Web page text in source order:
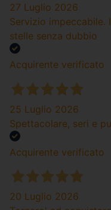
27 Luglio 2026
Servizio
stelle senza dubbio
Acquirente verificato
25 Luglio 2026
Spettacolare, seri e
Acquirente verificato
20 Luglio 2026